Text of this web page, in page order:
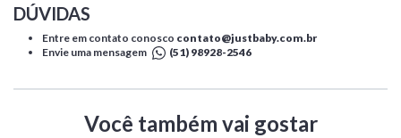
DÚVIDAS
Entre em contato conosco contato@justbaby.com.br
Envie uma mensagem
(51) 98928-2546
Você também vai gostar